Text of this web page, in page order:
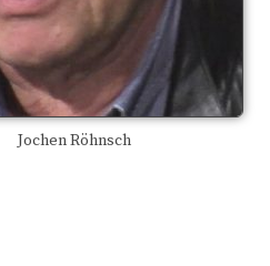
Jochen Röhnsch